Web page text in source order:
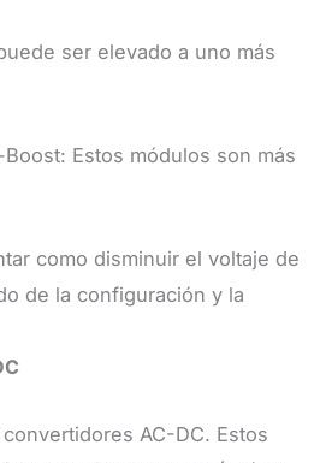
ser elevado a uno más
Estos módulos son más
como disminuir el voltaje de
de la configuración y la
AC-DC. Estos